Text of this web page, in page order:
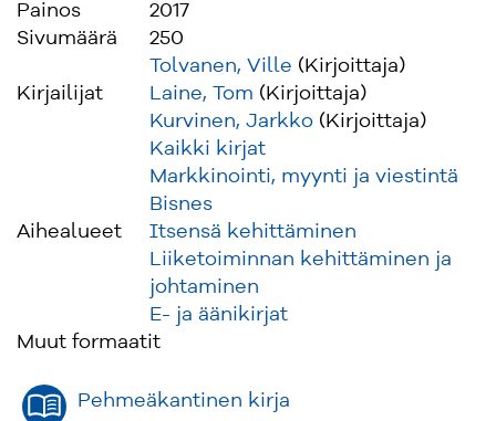
Painos
2017
Sivumäärä
250
Kirjailijat
Tolvanen, Ville (Kirjoittaja)
Laine, Tom (Kirjoittaja)
Kurvinen, Jarkko (Kirjoittaja)
Aihealueet
Kaikki kirjat
Markkinointi, myynti ja viestintä
Bisnes
Itsensä kehittäminen
Liiketoiminnan kehittäminen ja
johtaminen
E- ja äänikirjat
Muut formaatit
Pehmeäkantinen kirja